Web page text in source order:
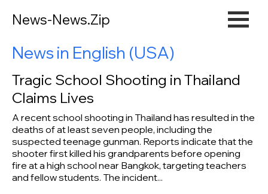
News-News.Zip
News in English (USA)
Tragic School Shooting in Thailand
Claims Lives
A recent school shooting in Thailand has resulted in the
deaths of at least seven people, including the
suspected teenage gunman. Reports indicate that the
shooter first killed his grandparents before opening
fire at a high school near Bangkok, targeting teachers
and fellow students. The incident...